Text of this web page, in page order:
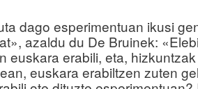
dago esperimentuan ikusi
azaldu du De Bruinek:
euskara erabili, eta,
euskara erabiltzen zuten